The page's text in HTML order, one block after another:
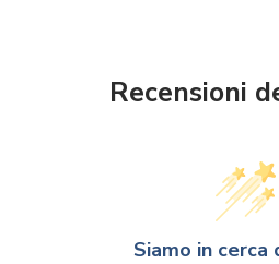
Recensioni
Siamo in